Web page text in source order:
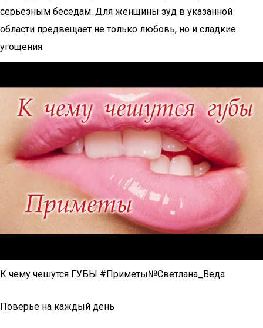
серьезным беседам. Для женщины зуд в указанной
области предвещает не только любовь, но и сладкие
угощения.
К чему чешутся ГУБЫ #Приметы№Светлана_Веда
Поверье на каждый день